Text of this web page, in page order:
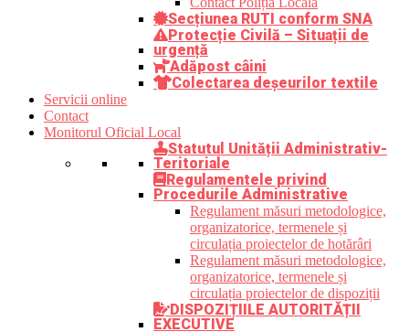
Secțiunea RUTI conform SNA
Protecție Civilă – Situații de
urgență
Adăpost câini
Colectarea deșeurilor textile
Servicii online
Contact
Monitorul Oficial Local
Statutul Unității Administrativ-
Teritoriale
Regulamentele privind
Procedurile Administrative
Regulament măsuri metodologice,
organizatorice, termenele și
circulația proiectelor de hotărâri
Regulament măsuri metodologice,
organizatorice, termenele și
circulația proiectelor de dispoziții
DISPOZIȚIILE AUTORITĂȚII
EXECUTIVE